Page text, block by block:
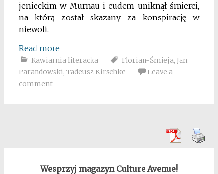
jenieckim w Murnau i cudem uniknął śmierci,
na którą został skazany za konspirację w
niewoli.
Read more
Kawiarnia literacka Florian-Śmieja, Jan
Parandowski, Tadeusz Kirschke
Leave a
comment
Wesprzyj magazyn Culture Avenue!